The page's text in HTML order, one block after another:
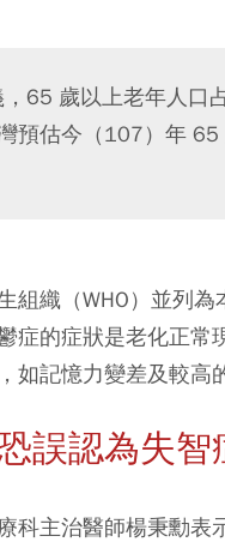
65 歲以上老年人
預估今（107）年
組織（WHO）並列
症的症狀是老化正常
如記憶力變差及較高
誤認為失智
科主治醫師楊秉勳表